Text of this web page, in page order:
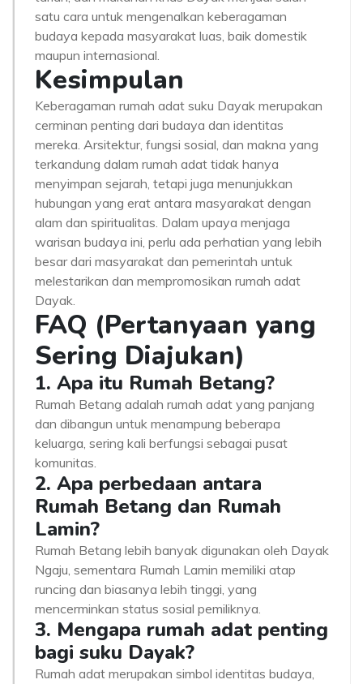
satu cara untuk mengenalkan keberagaman
budaya kepada masyarakat luas, baik domestik
maupun internasional.
Kesimpulan
Keberagaman rumah adat suku Dayak merupakan
cerminan penting dari budaya dan identitas
mereka. Arsitektur, fungsi sosial, dan makna yang
terkandung dalam rumah adat tidak hanya
menyimpan sejarah, tetapi juga menunjukkan
hubungan yang erat antara masyarakat dengan
alam dan spiritualitas. Dalam upaya menjaga
warisan budaya ini, perlu ada perhatian yang lebih
besar dari masyarakat dan pemerintah untuk
melestarikan dan mempromosikan rumah adat
Dayak.
FAQ (Pertanyaan yang
Sering Diajukan)
1. Apa itu Rumah Betang?
Rumah Betang adalah rumah adat yang panjang
dan dibangun untuk menampung beberapa
keluarga, sering kali berfungsi sebagai pusat
komunitas.
2. Apa perbedaan antara
Rumah Betang dan Rumah
Lamin?
Rumah Betang lebih banyak digunakan oleh Dayak
Ngaju, sementara Rumah Lamin memiliki atap
runcing dan biasanya lebih tinggi, yang
mencerminkan status sosial pemiliknya.
3. Mengapa rumah adat penting
bagi suku Dayak?
Rumah adat merupakan simbol identitas budaya,